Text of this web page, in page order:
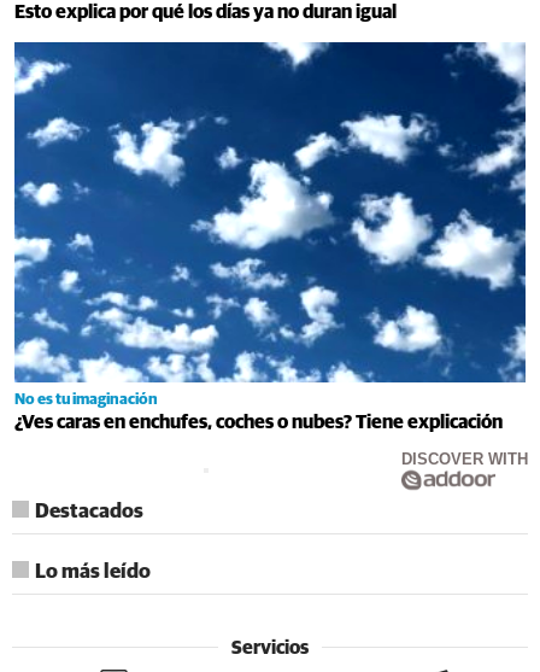
Esto explica por qué los días ya no duran igual
No es tu imaginación
¿Ves caras en enchufes, coches o nubes? Tiene explicación
DISCOVER WITH
Destacados
Lo más leído
Servicios